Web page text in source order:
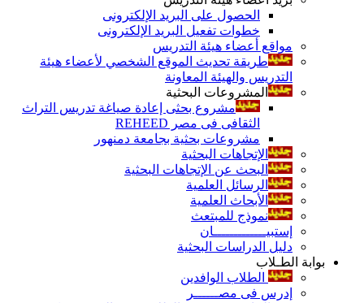
الحصول على البريد الإلكترونى
خطوات تفعيل البريد الإلكترونى
مواقع أعضاء هيئة التدريس
طريقة تحديث الموقع الشخصي لأعضاء هيئة
التدريس والهيئة المعاونة
المشروعات البحثية
مشروع بحثى إعادة صياغة تدريس التراث
الثقافى فى مصر REHEED
مشروعات بحثية بجامعة دمنهور
الإتجاهات البحثية
البحث عن الإتجاهات البحثية
الرسائل العلمية
الأبحاث العلمية
نموذج للمبتعث
إستبيـــــــــــــان
دليل الدراسات البحثية
بوابة الطـلاب
الطلاب الوافدين
إدرس فى مصــــــر